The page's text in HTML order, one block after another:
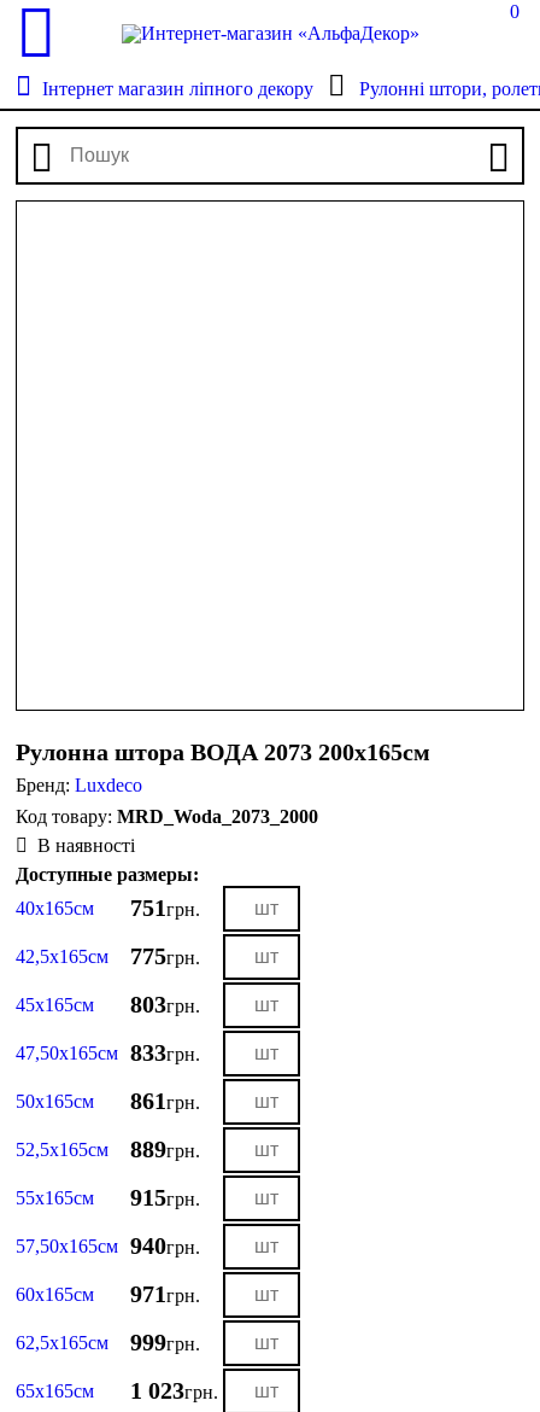
0
Інтернет магазин ліпного декору Рулонні штори,
Рулонна штора ВОДА 2073 200х165см
Бренд:Luxdeco
MRD_Woda_2073_2000
В наявності
Доступные размеры:
40х165см
751грн.
42,5х165см 775грн.
45х165см 803грн.
47,50х165см 833грн.
50х165см 861грн.
52,5х165см 889грн.
55х165см 915грн.
57,50х165см 940грн.
60х165см 971грн.
62,5х165см 999грн.
65х165см 1 023грн.